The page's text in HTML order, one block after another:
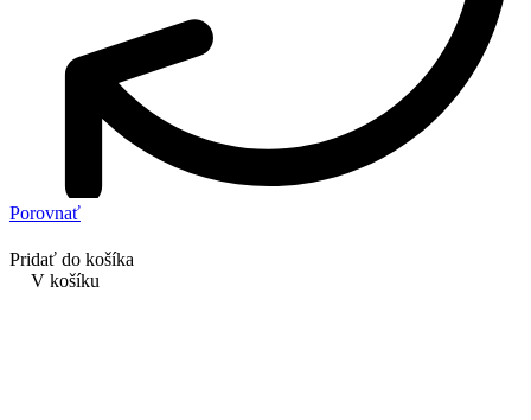
Porovnať
Pridať do košíka
V košíku